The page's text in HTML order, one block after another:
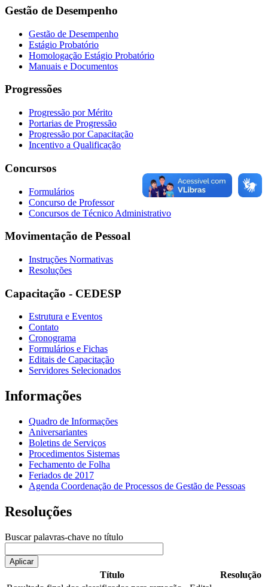
Gestão de Desempenho
Gestão de Desempenho
Estágio Probatório
Homologação Estágio Probatório
Manuais e Documentos
Progressões
Progressão por Mérito
Portarias de Progressão
Progressão por Capacitação
Incentivo a Qualificação
Concursos
Formulários
Concurso de Professor
Concursos de Técnico Administrativo
Movimentação de Pessoal
Instruções Normativas
Resoluções
Capacitação - CEDESP
Estrutura e Eventos
Contato
Cronograma
Formulários e Fichas
Editais de Capacitação
Servidores Selecionados
Informações
Quadro de Informações
Aniversariantes
Boletins de Serviços
Procedimentos Sistemas
Fechamento de Folha
Feriados de 2017
Agenda Coordenação de Processos de Gestão de Pessoas
Resoluções
Buscar palavras-chave no título
Aplicar
Título
Resolução